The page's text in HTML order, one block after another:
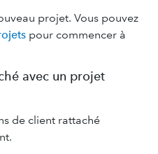
projet. Vous pouvez
pour commencer à
avec un projet
de client rattaché